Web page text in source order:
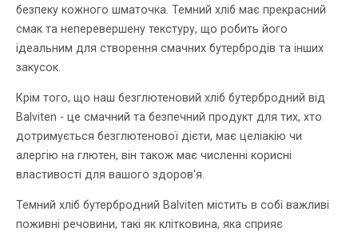
безпеку кожного шматочка. Темний хліб має прекрасний
смак та неперевершену текстуру, що робить його
ідеальним для створення смачних бутербродів та інших
закусок.
Крім того, що наш безглютеновий хліб бутербродний від
Balviten - це смачний та безпечний продукт для тих, хто
дотримується безглютенової дієти, має целіакію чи
алергію на глютен, він також має численні корисні
властивості для вашого здоров'я.
Темний хліб бутербродний Balviten містить в собі важливі
поживні речовини, такі як клітковина, яка сприяє